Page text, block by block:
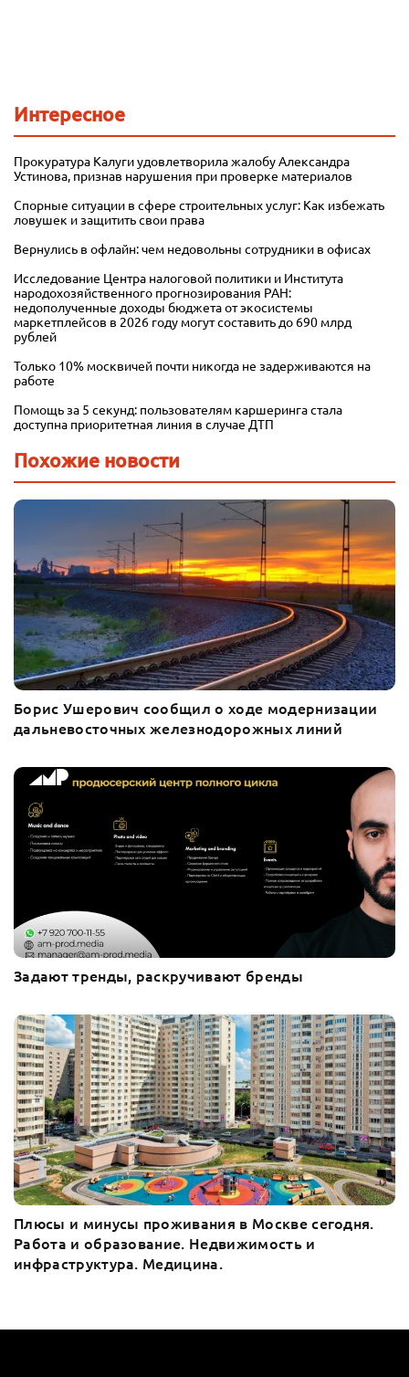
Интересное
Прокуратура Калуги удовлетворила жалобу Александра
Устинова, признав нарушения при проверке материалов
Спорные ситуации в сфере строительных услуг: Как избежать
ловушек и защитить свои права
Вернулись в офлайн: чем недовольны сотрудники в офисах
Исследование Центра налоговой политики и Института
народохозяйственного прогнозирования РАН:
недополученные доходы бюджета от экосистемы
маркетплейсов в 2026 году могут составить до 690 млрд
рублей
Только 10% москвичей почти никогда не задерживаются на
работе
Помощь за 5 секунд: пользователям каршеринга стала
доступна приоритетная линия в случае ДТП
Похожие новости
Борис Ушерович сообщил о ходе модернизации
дальневосточных железнодорожных линий
Задают тренды, раскручивают бренды
Плюсы и минусы проживания в Москве сегодня.
Работа и образование. Недвижимость и
инфраструктура. Медицина.